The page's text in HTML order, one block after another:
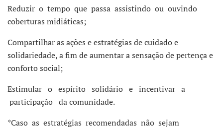
Reduzir o tempo que passa assistindo ou ouvindo
coberturas midiáticas;
Compartilhar as ações e estratégias de cuidado e
solidariedade, a fim de aumentar a sensação de pertença e
conforto social;
Estimular o espírito solidário e incentivar a
participação da comunidade.
*Caso as estratégias recomendadas não sejam